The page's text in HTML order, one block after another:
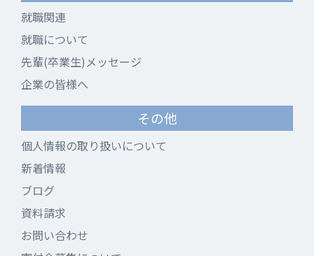
就職関連
就職について
先輩(卒業生)メッセージ
企業の皆様へ
その他
個人情報の取り扱いについて
新着情報
ブログ
資料請求
お問い合わせ